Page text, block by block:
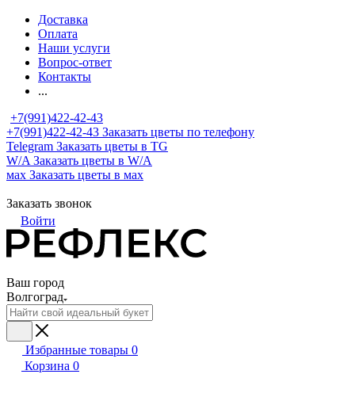
Доставка
Оплата
Наши услуги
Вопрос-ответ
Контакты
...
+7(991)422-42-43
+7(991)422-42-43 Заказать цветы по телефону
Telegram Заказать цветы в TG
W/A Заказать цветы в W/A
мах Заказать цветы в мах
Заказать звонок
Войти
Ваш город
Волгоград
Избранные товары 0
Корзина 0